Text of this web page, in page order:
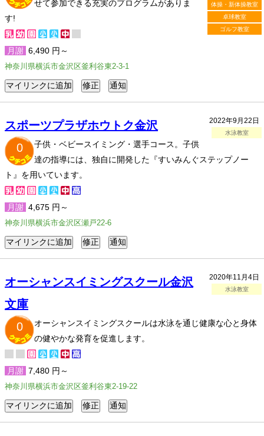
体操・新体操教室
卓球教室
ゴルフ教室
せて参加できる充実のプログラムがありま
す!
月謝 6,490 円～
神奈川県横浜市金沢区釜利谷東2-3-1
2022年9月22日
水泳教室
スポーツプラザホウトク金沢
0
子供・ベビースイミング・選手コース。子供
達の指導には、独自に開発した『すいみんぐステップノー
ト』を用いています。
月謝 4,675 円～
神奈川県横浜市金沢区瀬戸22-6
2020年11月4日
水泳教室
オーシャンスイミングスクール金沢
文庫
0
オーシャンスイミングスクールは水泳を通じ健康な心と身体
の健やかな発育を促進します。
月謝 7,480 円～
神奈川県横浜市金沢区釜利谷東2-19-22